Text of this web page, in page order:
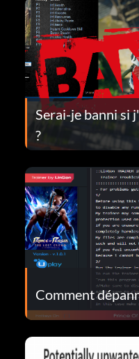
Serai-je banni si
?
Comment